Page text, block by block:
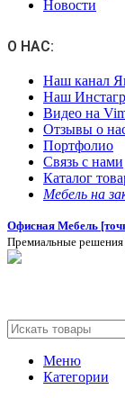
Новости
О НАС:
Наш канал
Наш
Видео на
Отзывы о
Портфолио
Связь с нами
Каталог
Мебель на
Офисная Мебель
Премиальные
Меню
Категории